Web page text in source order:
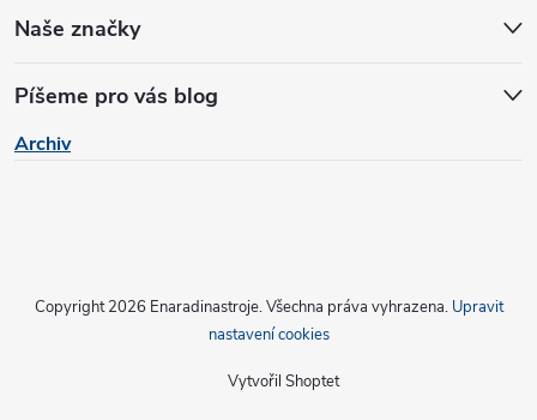
Naše značky
Píšeme pro vás blog
Archiv
Vytvořil Shoptet
Copyright 2026 Enaradinastroje. Všechna práva vyhrazena. Upravit
nastavení cookies